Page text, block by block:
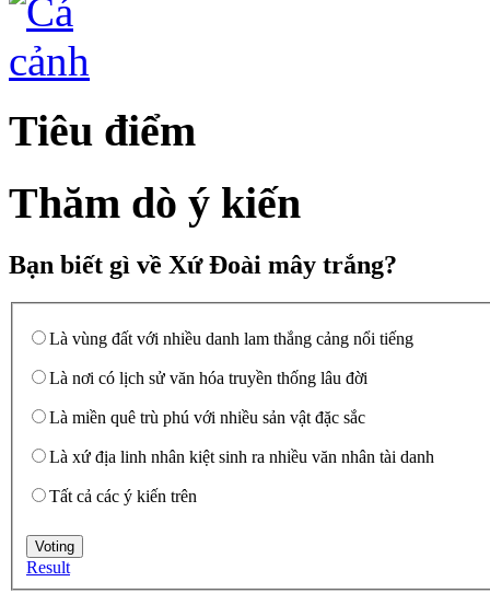
Tiêu điểm
Thăm dò ý kiến
Bạn biết gì về Xứ Đoài mây trắng?
Là vùng đất với nhiều danh lam thắng cảng nổi tiếng
Là nơi có lịch sử văn hóa truyền thống lâu đời
Là miền quê trù phú với nhiều sản vật đặc sắc
Là xứ địa linh nhân kiệt sinh ra nhiều văn nhân tài danh
Tất cả các ý kiến trên
Result